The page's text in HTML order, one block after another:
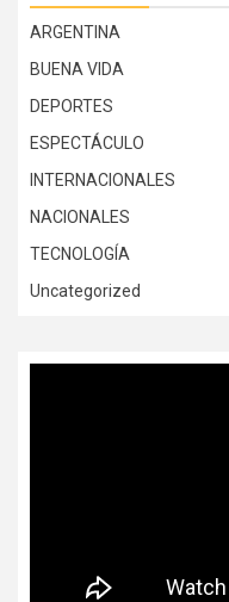
ARGENTINA
BUENA VIDA
DEPORTES
ESPECTÁCULO
INTERNACIONALES
NACIONALES
TECNOLOGÍA
Uncategorized